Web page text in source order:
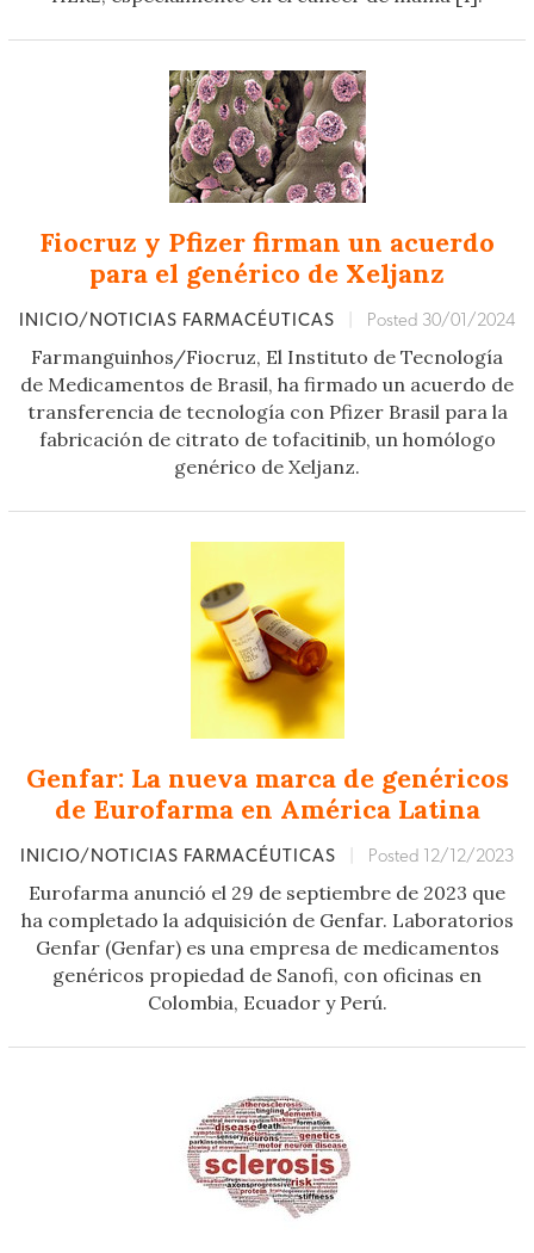
Fiocruz y Pfizer firman un acuerdo
para el genérico de Xeljanz
INICIO/NOTICIAS FARMACÉUTICAS Posted 30/01/2024
Farmanguinhos/Fiocruz, El Instituto de Tecnología
de Medicamentos de Brasil, ha firmado un acuerdo de
transferencia de tecnología con Pfizer Brasil para la
fabricación de citrato de tofacitinib, un homólogo
genérico de Xeljanz.
Genfar: La nueva marca de genéricos
de Eurofarma en América Latina
INICIO/NOTICIAS FARMACÉUTICAS Posted 12/12/2023
Eurofarma anunció el 29 de septiembre de 2023 que
ha completado la adquisición de Genfar. Laboratorios
Genfar (Genfar) es una empresa de medicamentos
genéricos propiedad de Sanofi, con oficinas en
Colombia, Ecuador y Perú.